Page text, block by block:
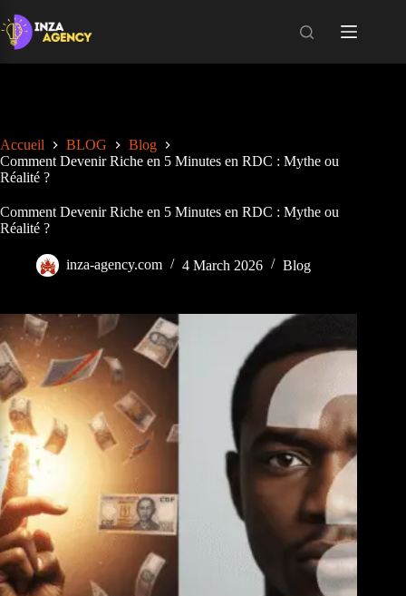
to
content
Accueil BLOG
Blog
Comment Devenir Riche en 5 Minutes en RDC : Mythe ou
Réalité ?
Comment Devenir Riche en 5 Minutes en RDC : Mythe ou
Réalité ?
inza-agency.com 4 March 2026 Blog